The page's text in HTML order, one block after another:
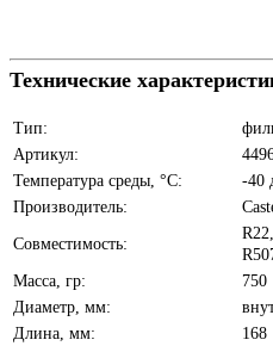
Технические
Тип:
Артикул:
Температура среды, °C:
-40
Производитель:
Совместимость:
Масса, гр:
750
Диаметр, мм:
Длина, мм:
168